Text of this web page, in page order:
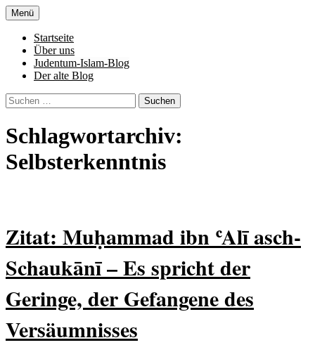
Zum
Inhalt
springen
Al-Adala.de
von allem
Menü
Startseite
Über uns
Judentum-Islam-Blog
Der alte Blog
Suchen
nach:
Schlagwortarchiv:
Selbsterkenntnis
Zitat: Muḥammad ibn ʿAlī asch-
Schaukānī – Es spricht der
Geringe, der Gefangene des
Versäumnisses